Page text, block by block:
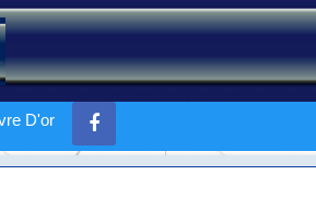
D'or